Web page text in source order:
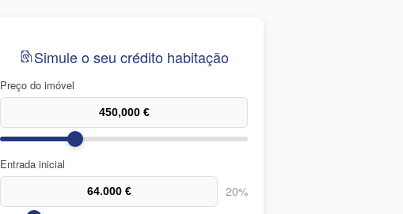
Simule o seu crédito habitação
Preço do imóvel
Entrada inicial
20%